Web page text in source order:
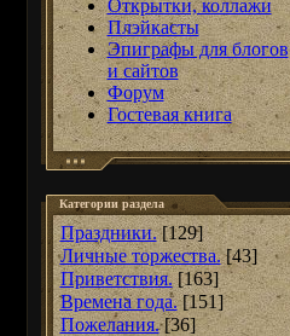
Открытки, коллажи
Плэйкасты
Эпиграфы для блогов
и сайтов
Форум
Гостевая книга
Категории раздела
Праздники. [129]
Личные торжества. [43]
Приветствия. [163]
Времена года. [151]
Пожелания. [36]